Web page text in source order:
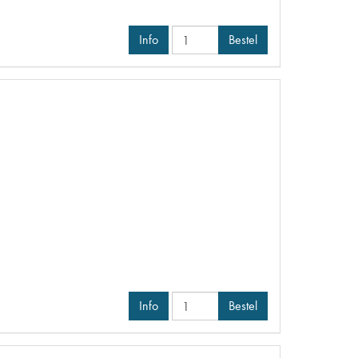
Info
Bestel
Info
Bestel